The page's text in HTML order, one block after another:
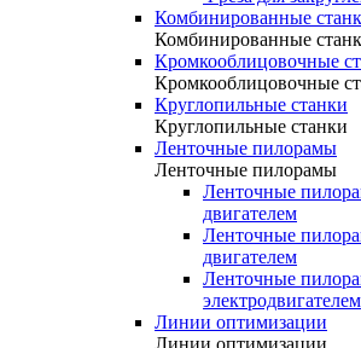
Комбинированные
Комбинированные
Кромкооблицовочные
Кромкооблицовочные
Круглопильные станки
Круглопильные станки
Ленточные пилорамы
Ленточные пилорамы
Ленточные
двигателем
Ленточные
двигателем
Ленточные
электродвигателем
Линии оптимизации
Линии оптимизации